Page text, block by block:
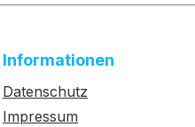
Informationen
Datenschutz
Impressum